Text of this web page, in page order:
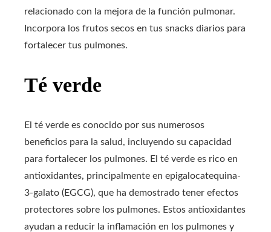
relacionado con la mejora de la función pulmonar.
Incorpora los frutos secos en tus snacks diarios para
fortalecer tus pulmones.
Té verde
El té verde es conocido por sus numerosos
beneficios para la salud, incluyendo su capacidad
para fortalecer los pulmones. El té verde es rico en
antioxidantes, principalmente en epigalocatequina-
3-galato (EGCG), que ha demostrado tener efectos
protectores sobre los pulmones. Estos antioxidantes
ayudan a reducir la inflamación en los pulmones y